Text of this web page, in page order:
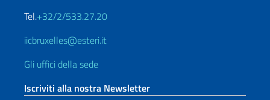
Tel.+32/2/533.27.20
iicbruxelles@esteri.it
Gli uffici della sede
Iscriviti alla nostra Newsletter